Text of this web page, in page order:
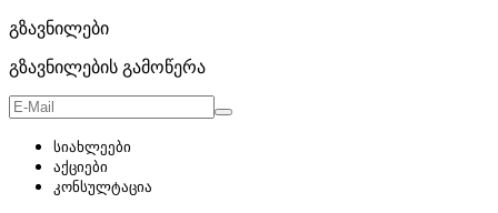
გზავნილები
გზავნილების გამოწერა
სიახლეები
აქციები
კონსულტაცია